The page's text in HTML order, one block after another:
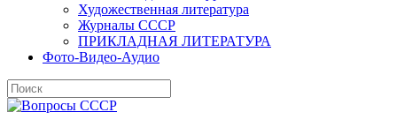
Художественная литература
Журналы СССР
ПРИКЛАДНАЯ ЛИТЕРАТУРА
Фото-Видео-Аудио